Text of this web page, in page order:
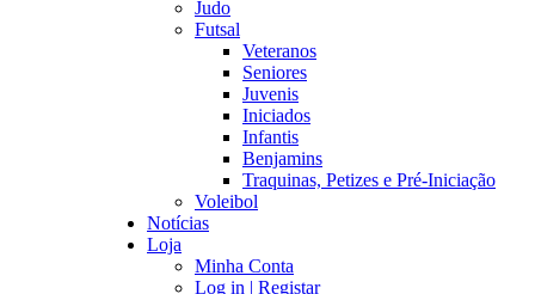
Judo
Futsal
Veteranos
Seniores
Juvenis
Iniciados
Infantis
Benjamins
Traquinas, Petizes e Pré-Iniciação
Voleibol
Notícias
Loja
Minha Conta
Log in | Registar